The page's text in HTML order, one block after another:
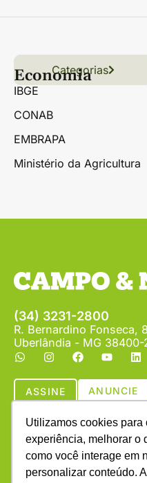
Utilizamos cookies para
experiência, melhorar o
como você interage em
personalizar conteúdo.
Links úteis
Conteúdo
Florestas
Categorias
Economia
IBGE
CONAB
EMBRAPA
Ministério da Agricultura
(34) 3231-2800
R. Bernardino Fonseca,
Uberlândia - MG 38400-
ASSINE ANUNCIE
Copyright © (1990 - 2026)